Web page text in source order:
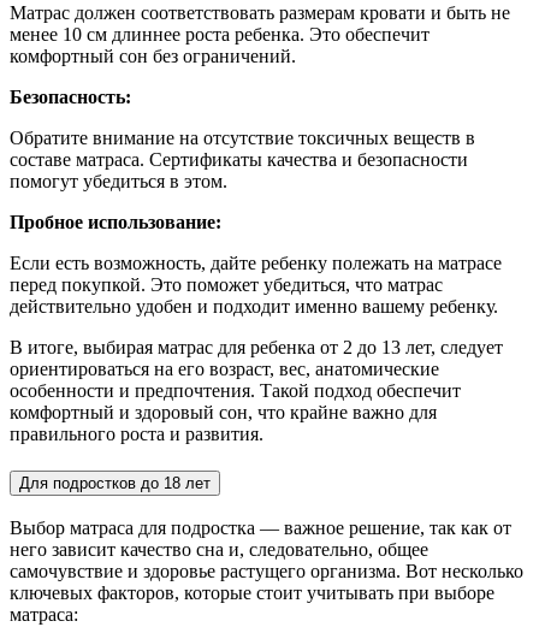
Матрас должен соответствовать размерам кровати и быть не
менее 10 см длиннее роста ребенка. Это обеспечит
комфортный сон без ограничений.
Безопасность:
Обратите внимание на отсутствие токсичных веществ в
составе матраса. Сертификаты качества и безопасности
помогут убедиться в этом.
Пробное использование:
Если есть возможность, дайте ребенку полежать на матрасе
перед покупкой. Это поможет убедиться, что матрас
действительно удобен и подходит именно вашему ребенку.
В итоге, выбирая матрас для ребенка от 2 до 13 лет, следует
ориентироваться на его возраст, вес, анатомические
особенности и предпочтения. Такой подход обеспечит
комфортный и здоровый сон, что крайне важно для
правильного роста и развития.
Для подростков до 18 лет
Выбор матраса для подростка — важное решение, так как от
него зависит качество сна и, следовательно, общее
самочувствие и здоровье растущего организма. Вот несколько
ключевых факторов, которые стоит учитывать при выборе
матраса: